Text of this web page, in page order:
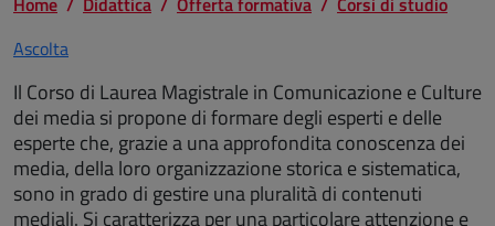
Ascolta
Il Corso di Laurea Magistrale in Comunicazione e Culture
dei media si propone di formare degli esperti e delle
esperte che, grazie a una approfondita conoscenza dei
media, della loro organizzazione storica e sistematica,
sono in grado di gestire una pluralità di contenuti
mediali. Si caratterizza per una particolare attenzione e